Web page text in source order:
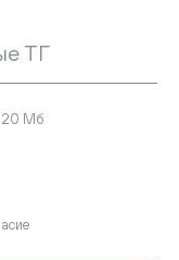
ТГ
20 Мб